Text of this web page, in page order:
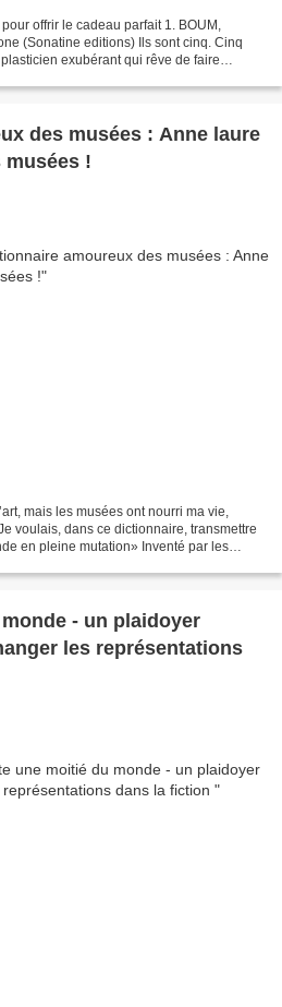
offrir le cadeau parfait 1. BOUM,
(Sonatine editions) Ils sont cinq. Cinq
exubérant qui rêve de faire
: Anne laure
musées !
mais les musées ont nourri ma vie,
voulais, dans ce dictionnaire, transmettre
en pleine mutation» Inventé par les
- un plaidoyer
les représentations